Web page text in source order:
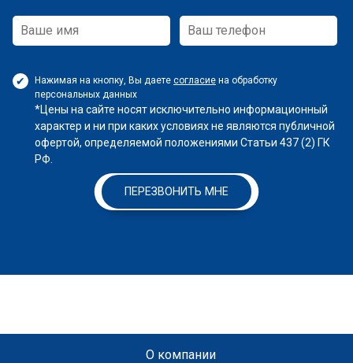
Нажимая на кнопку, Вы даете согласие на обработку
персональных данных
*Цены на сайте носят исключительно информационный
характер и ни при каких условиях не являются публичной
офертой, определяемой положениями Статьи 437 (2) ГК
РФ.
ПЕРЕЗВОНИТЬ МНЕ
О компании